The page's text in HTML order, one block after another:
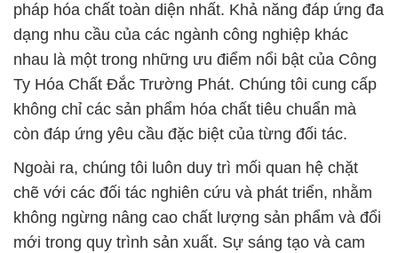
pháp hóa chất toàn diện nhất. Khả năng đáp ứng đa
dạng nhu cầu của các ngành công nghiệp khác
nhau là một trong những ưu điểm nổi bật của Công
Ty Hóa Chất Đắc Trường Phát. Chúng tôi cung cấp
không chỉ các sản phẩm hóa chất tiêu chuẩn mà
còn đáp ứng yêu cầu đặc biệt của từng đối tác.
Ngoài ra, chúng tôi luôn duy trì mối quan hệ chặt
chẽ với các đối tác nghiên cứu và phát triển, nhằm
không ngừng nâng cao chất lượng sản phẩm và đổi
mới trong quy trình sản xuất. Sự sáng tạo và cam